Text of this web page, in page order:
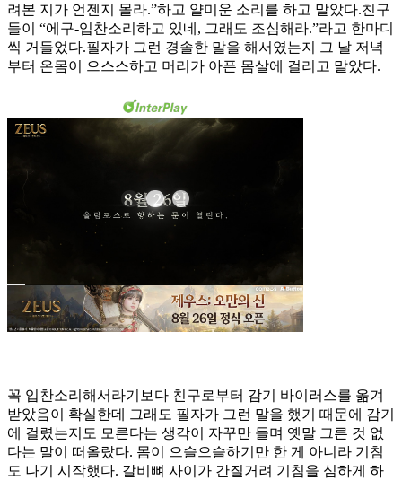
려본 지가 언젠지 몰라.”하고 얄미운 소리를 하고 말았다.친구
들이 “에구-입찬소리하고 있네, 그래도 조심해라.”라고 한마디
씩 거들었다.필자가 그런 경솔한 말을 해서였는지 그 날 저녁
부터 온몸이 으스스하고 머리가 아픈 몸살에 걸리고 말았다.
꼭 입찬소리해서라기보다 친구로부터 감기 바이러스를 옮겨
받았음이 확실한데 그래도 필자가 그런 말을 했기 때문에 감기
에 걸렸는지도 모른다는 생각이 자꾸만 들며 옛말 그른 것 없
다는 말이 떠올랐다. 몸이 으슬으슬하기만 한 게 아니라 기침
도 나기 시작했다. 갈비뼈 사이가 간질거려 기침을 심하게 하